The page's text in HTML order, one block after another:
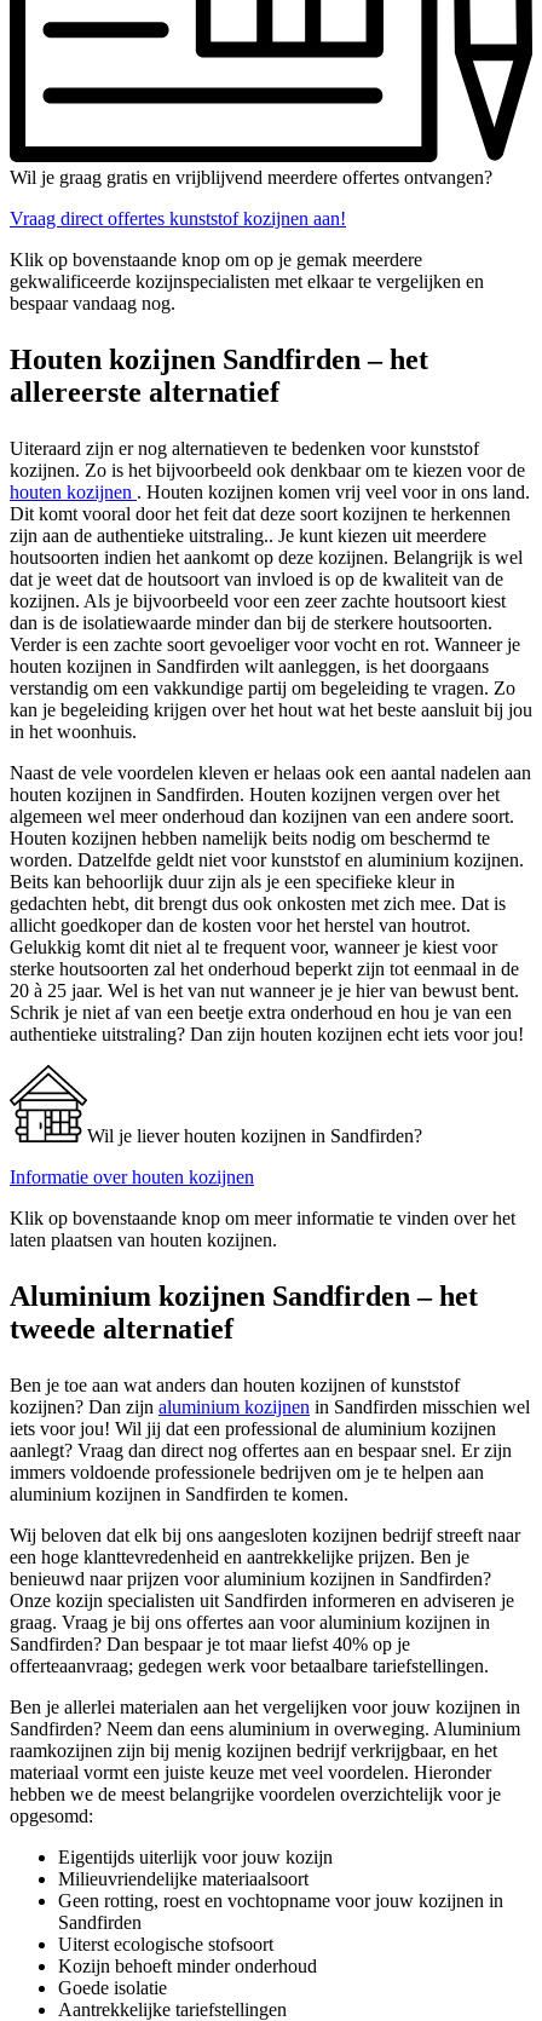
Wil je graag gratis en vrijblijvend meerdere offertes ontvangen?
Vraag direct offertes kunststof kozijnen aan!
Klik op bovenstaande knop om op je gemak meerdere
gekwalificeerde kozijnspecialisten met elkaar te vergelijken en
bespaar vandaag nog.
Houten kozijnen Sandfirden – het
allereerste alternatief
Uiteraard zijn er nog alternatieven te bedenken voor kunststof
kozijnen. Zo is het bijvoorbeeld ook denkbaar om te kiezen voor de
houten kozijnen . Houten kozijnen komen vrij veel voor in ons land.
Dit komt vooral door het feit dat deze soort kozijnen te herkennen
zijn aan de authentieke uitstraling.. Je kunt kiezen uit meerdere
houtsoorten indien het aankomt op deze kozijnen. Belangrijk is wel
dat je weet dat de houtsoort van invloed is op de kwaliteit van de
kozijnen. Als je bijvoorbeeld voor een zeer zachte houtsoort kiest
dan is de isolatiewaarde minder dan bij de sterkere houtsoorten.
Verder is een zachte soort gevoeliger voor vocht en rot. Wanneer je
houten kozijnen in Sandfirden wilt aanleggen, is het doorgaans
verstandig om een vakkundige partij om begeleiding te vragen. Zo
kan je begeleiding krijgen over het hout wat het beste aansluit bij jou
in het woonhuis.
Naast de vele voordelen kleven er helaas ook een aantal nadelen aan
houten kozijnen in Sandfirden. Houten kozijnen vergen over het
algemeen wel meer onderhoud dan kozijnen van een andere soort.
Houten kozijnen hebben namelijk beits nodig om beschermd te
worden. Datzelfde geldt niet voor kunststof en aluminium kozijnen.
Beits kan behoorlijk duur zijn als je een specifieke kleur in
gedachten hebt, dit brengt dus ook onkosten met zich mee. Dat is
allicht goedkoper dan de kosten voor het herstel van houtrot.
Gelukkig komt dit niet al te frequent voor, wanneer je kiest voor
sterke houtsoorten zal het onderhoud beperkt zijn tot eenmaal in de
20 à 25 jaar. Wel is het van nut wanneer je je hier van bewust bent.
Schrik je niet af van een beetje extra onderhoud en hou je van een
authentieke uitstraling? Dan zijn houten kozijnen echt iets voor jou!
Wil je liever houten kozijnen in Sandfirden?
Informatie over houten kozijnen
Klik op bovenstaande knop om meer informatie te vinden over het
laten plaatsen van houten kozijnen.
Aluminium kozijnen Sandfirden – het
tweede alternatief
Ben je toe aan wat anders dan houten kozijnen of kunststof
kozijnen? Dan zijn aluminium kozijnen in Sandfirden misschien wel
iets voor jou! Wil jij dat een professional de aluminium kozijnen
aanlegt? Vraag dan direct nog offertes aan en bespaar snel. Er zijn
immers voldoende professionele bedrijven om je te helpen aan
aluminium kozijnen in Sandfirden te komen.
Wij beloven dat elk bij ons aangesloten kozijnen bedrijf streeft naar
een hoge klanttevredenheid en aantrekkelijke prijzen. Ben je
benieuwd naar prijzen voor aluminium kozijnen in Sandfirden?
Onze kozijn specialisten uit Sandfirden informeren en adviseren je
graag. Vraag je bij ons offertes aan voor aluminium kozijnen in
Sandfirden? Dan bespaar je tot maar liefst 40% op je
offerteaanvraag; gedegen werk voor betaalbare tariefstellingen.
Ben je allerlei materialen aan het vergelijken voor jouw kozijnen in
Sandfirden? Neem dan eens aluminium in overweging. Aluminium
raamkozijnen zijn bij menig kozijnen bedrijf verkrijgbaar, en het
materiaal vormt een juiste keuze met veel voordelen. Hieronder
hebben we de meest belangrijke voordelen overzichtelijk voor je
opgesomd:
Eigentijds uiterlijk voor jouw kozijn
Milieuvriendelijke materiaalsoort
Geen rotting, roest en vochtopname voor jouw kozijnen in
Sandfirden
Uiterst ecologische stofsoort
Kozijn behoeft minder onderhoud
Goede isolatie
Aantrekkelijke tariefstellingen